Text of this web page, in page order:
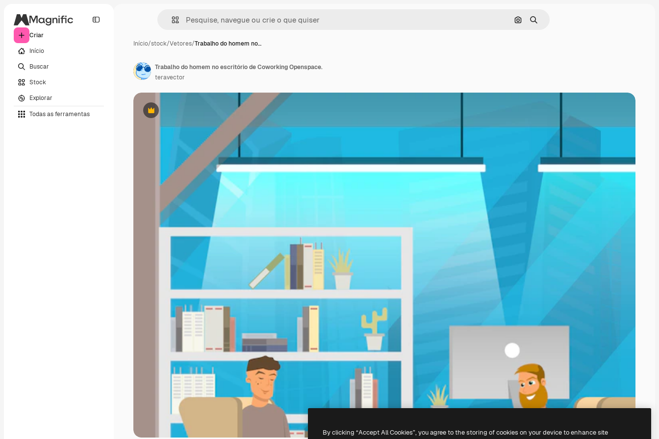
Criar
Início
Buscar
Stock
Explorar
Todas as ferramentas
Pesquisar por imagem
Buscar
Início/stock/Vetores/Trabalho do homem no…
Premium
Trabalho do homem no escritório de Coworking Openspace.
teravector
By clicking “Accept All Cookies”, you agree to the storing of cookies on your device to enhance site